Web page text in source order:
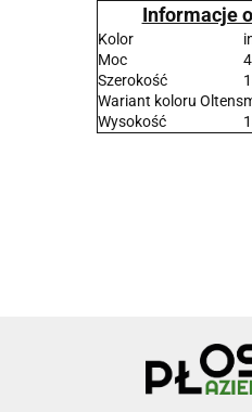
Informacje
Kolor
Moc
Szerokość
Wariant koloru Oltens
Wysokość